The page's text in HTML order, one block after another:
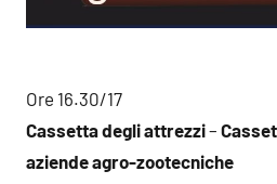
Ore 16.30/17
Cassetta degli attrezzi–
aziende agro-zootecniche